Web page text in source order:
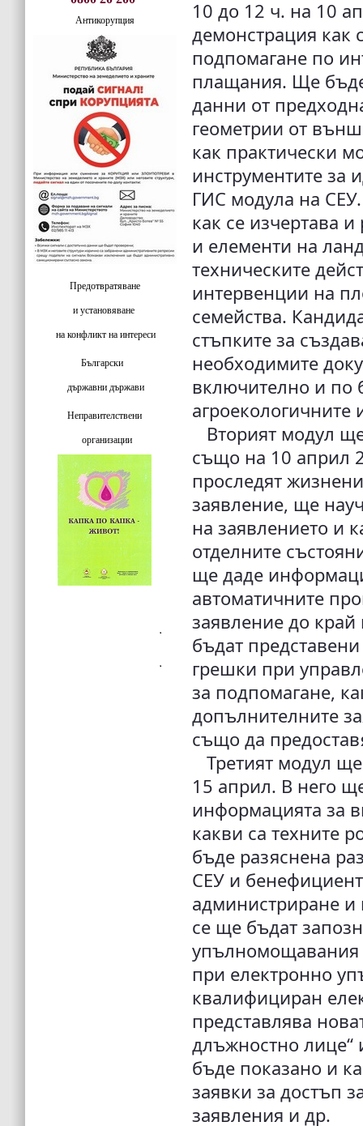
Антикорупция
Предотвратяване
и установяване
на конфликт на интереси
Български
държавни държави
Неправителствени
организации
10 до 12 ч. на 10
демонстрация как
подпомагане по
плащания. Ще
данни от
геометрии от
как практически
инструментите за
ГИС модула на
как се изчертава
и елементи на
техническите
интервенции на
семейства.
стъпките за
необходимите
включително и по
агроекологичните
Вторият модул
също на 10 април
проследят
заявление, ще
на заявлението и
отделните
ще даде
автоматичните
заявление до
бъдат
грешки при
за подпомагане,
допълнителните
също да
Третият модул
15 април. В него
информацията за
какви са техните
бъде разяснена
СЕУ и
администриране
се ще бъдат
упълномощавания
при електронно
квалифициран
представлява
длъжностно лице“
бъде показано и
заявки за достъп
заявления и др.